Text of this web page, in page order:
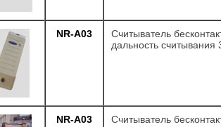
NR-A03
Считыватель
дальность считывания
NR-A03
Считыватель